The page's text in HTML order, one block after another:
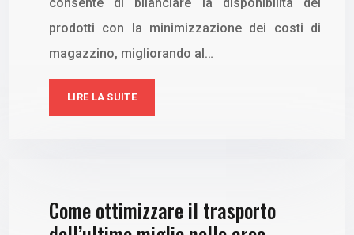
prodotti con la minimizzazione dei costi di
magazzino, migliorando al…
LIRE LA SUITE
Come ottimizzare il trasporto